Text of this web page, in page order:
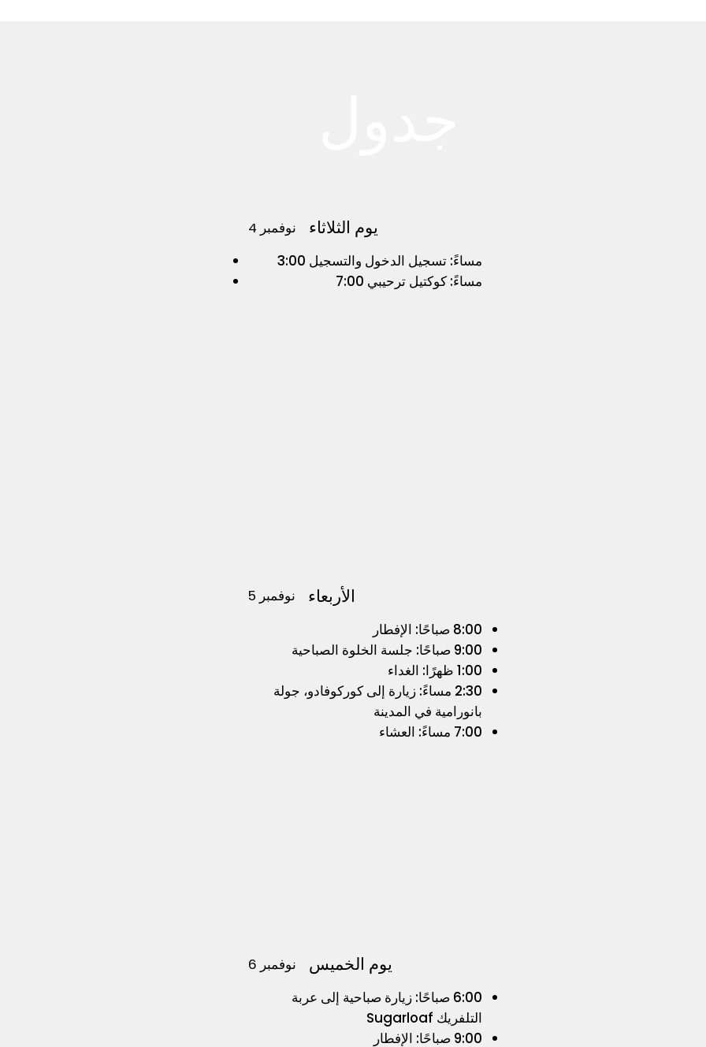
6 نوفمبر يوم الخميس
6:00 صباحًا: زيارة صباحية إلى عربة
التلفريك Sugarloaf
9:00 صباحًا: الإفطار
5 نوفمبر الأربعاء
8:00 صباحًا: الإفطار
9:00 صباحًا: جلسة الخلوة الصباحية
1:00 ظهرًا: الغداء
2:30 مساءً: زيارة إلى كوركوفادو، جولة
بانورامية في المدينة
7:00 مساءً: العشاء
4 نوفمبر يوم الثلاثاء
3:00 مساءً: تسجيل الدخول والتسجيل
7:00 مساءً: كوكتيل ترحيبي